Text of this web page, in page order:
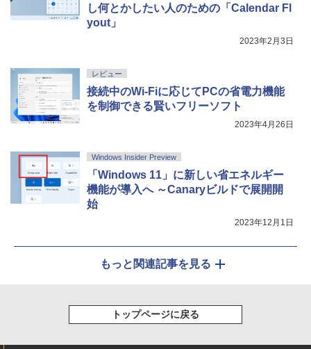
し何とかしたい人のための「Calendar Fl
yout」
2023年2月3日
レビュー
接続中のWi-Fiに応じてPCの省電力機能
を制御できる賢いフリーソフト
2023年4月26日
Windows Insider Preview
「Windows 11」に新しい省エネルギー
機能が導入へ ～Canaryビルドで展開開
始
2023年12月1日
もっと関連記事を見る
トップページに戻る